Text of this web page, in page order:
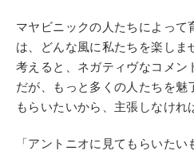
マヤビニックの人たちによって
は、どんな風に私たちを楽しま
考えると、ネガティヴなコメン
だが、もっと多くの人たちを魅
もらいたいから、主張しなけれ
「アントニオに見てもらいたい